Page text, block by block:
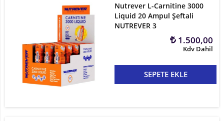
Nutrever L-Carnitine 3000
Liquid 20 Ampul Şeftali
NUTREVER 3
1.500,00
Kdv Dahil
SEPETE EKLE